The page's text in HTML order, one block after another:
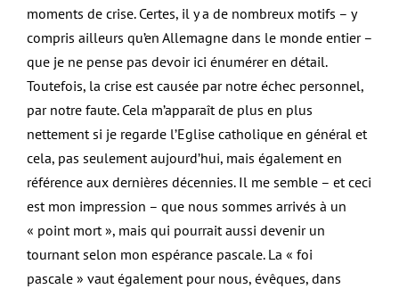
moments de crise. Certes, il y a de nombreux motifs – y
compris ailleurs qu’en Allemagne dans le monde entier –
que je ne pense pas devoir ici énumérer en détail.
Toutefois, la crise est causée par notre échec personnel,
par notre faute. Cela m’apparaît de plus en plus
nettement si je regarde l’Eglise catholique en général et
cela, pas seulement aujourd’hui, mais également en
référence aux dernières décennies. Il me semble – et ceci
est mon impression – que nous sommes arrivés à un
« point mort », mais qui pourrait aussi devenir un
tournant selon mon espérance pascale. La « foi
pascale » vaut également pour nous, évêques, dans